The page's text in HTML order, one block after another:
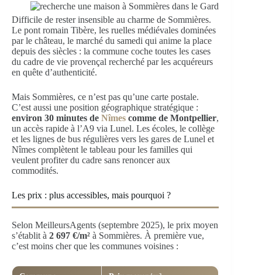
Difficile de rester insensible au charme de Sommières.
Le pont romain Tibère, les ruelles médiévales dominées
par le château, le marché du samedi qui anime la place
depuis des siècles : la commune coche toutes les cases
du cadre de vie provençal recherché par les acquéreurs
en quête d’authenticité.
Mais Sommières, ce n’est pas qu’une carte postale.
C’est aussi une position géographique stratégique :
environ 30 minutes de Nîmes comme de Montpellier,
un accès rapide à l’A9 via Lunel. Les écoles, le collège
et les lignes de bus régulières vers les gares de Lunel et
Nîmes complètent le tableau pour les familles qui
veulent profiter du cadre sans renoncer aux
commodités.
Les prix : plus accessibles, mais pourquoi ?
Selon MeilleursAgents (septembre 2025), le prix moyen
s’établit à 2 697 €/m² à Sommières. À première vue,
c’est moins cher que les communes voisines :